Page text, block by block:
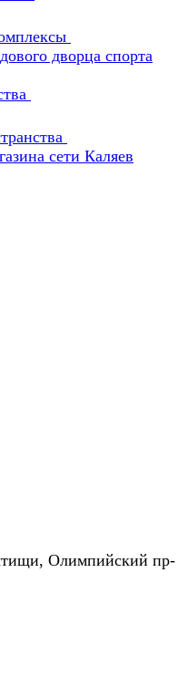
дворца спорта
сети Каляев
Олимпийский пр-